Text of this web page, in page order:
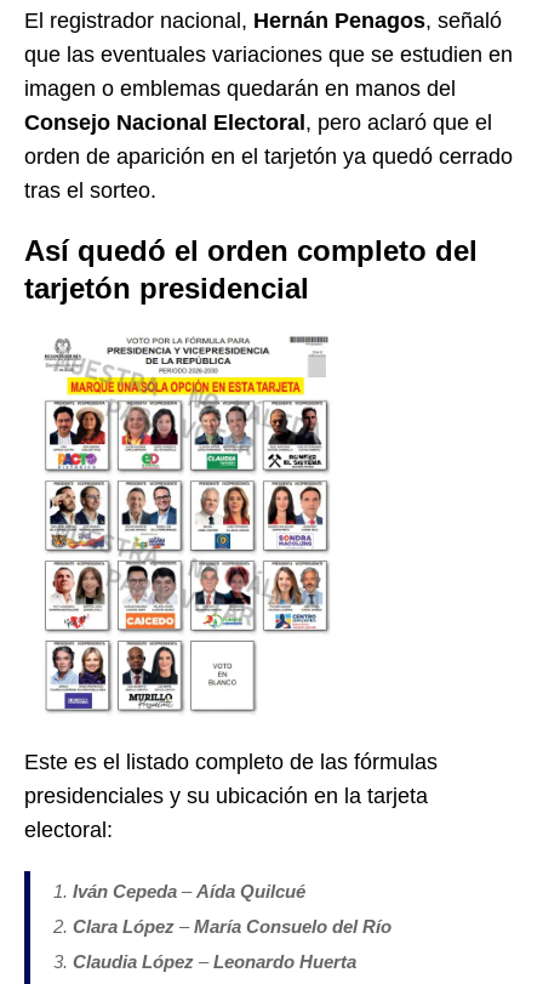
El registrador nacional, Hernán Penagos, señaló
que las eventuales variaciones que se estudien en
imagen o emblemas quedarán en manos del
Consejo Nacional Electoral, pero aclaró que el
orden de aparición en el tarjetón ya quedó cerrado
tras el sorteo.
Así quedó el orden completo del
tarjetón presidencial
Este es el listado completo de las fórmulas
presidenciales y su ubicación en la tarjeta
electoral:
Iván Cepeda –Aída Quilcué
Clara López –María Consuelo del Río
Claudia López –Leonardo Huerta